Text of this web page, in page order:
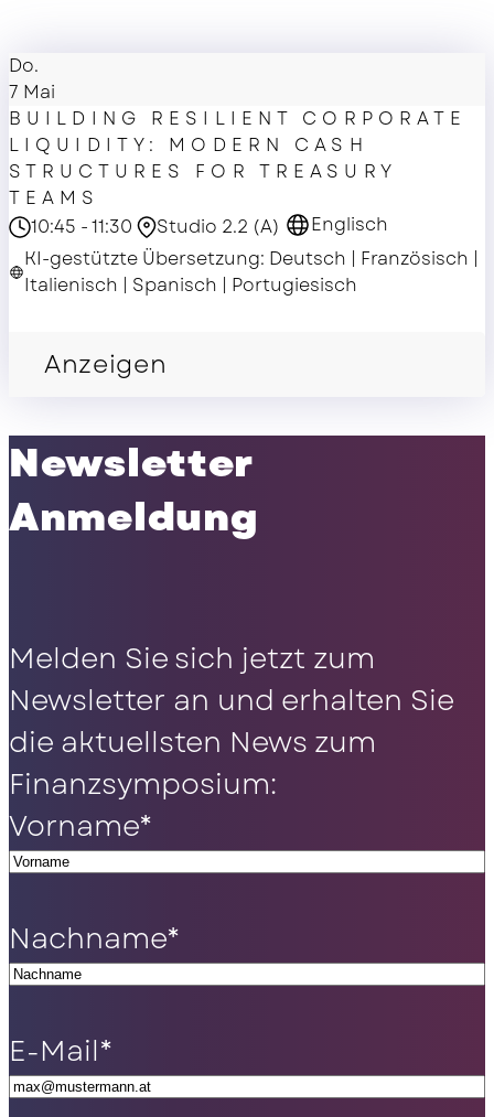
Do.
7 Mai
BUILDING RESILIENT CORPORATE
LIQUIDITY: MODERN CASH
STRUCTURES FOR TREASURY
TEAMS
10:45 - 11:30
Studio 2.2 (A)
Englisch
KI-gestützte Übersetzung: Deutsch | Französisch |
Italienisch | Spanisch | Portugiesisch
Anzeigen
Newsletter
Anmeldung
Melden Sie sich jetzt zum
Newsletter an und erhalten Sie
die aktuellsten News zum
Finanzsymposium:
Vorname*
Nachname*
E-Mail*